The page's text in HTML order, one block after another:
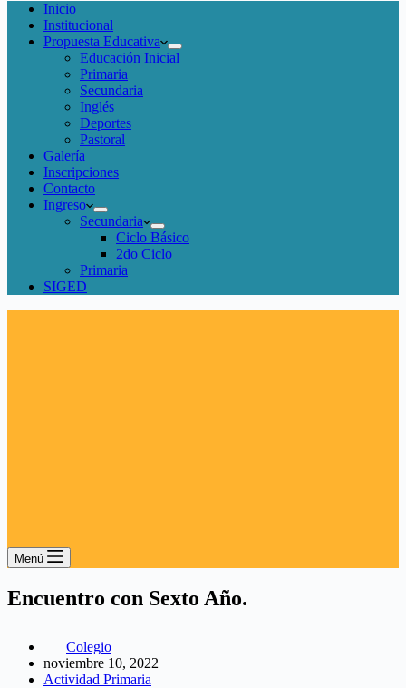
Inicio
Institucional
Propuesta Educativa
Educación Inicial
Primaria
Secundaria
Inglés
Deportes
Pastoral
Galería
Inscripciones
Contacto
Ingreso
Secundaria
Ciclo Básico
2do Ciclo
Primaria
SIGED
Menú
Encuentro con Sexto Año.
Colegio
noviembre 10, 2022
Actividad Primaria